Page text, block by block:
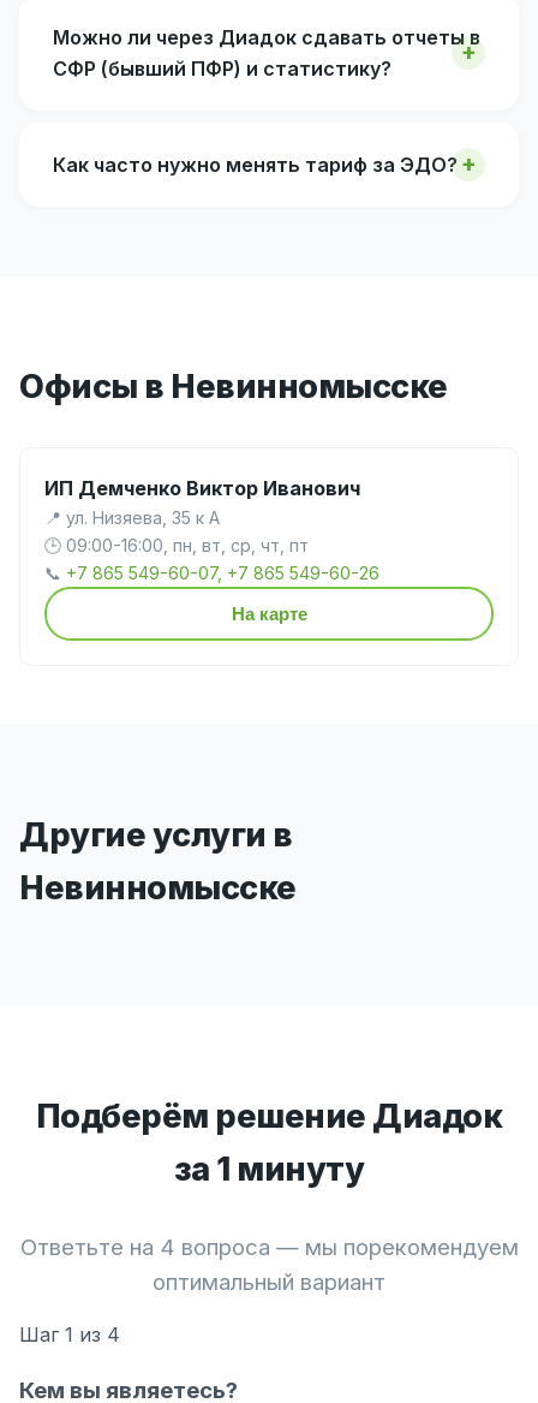
Можно ли через Диадок сдавать отчеты в
СФР (бывший ПФР) и статистику?
Как часто нужно менять тариф за ЭДО?
Офисы в Невинномысске
ИП Демченко Виктор Иванович
📍 ул. Низяева, 35 к А
🕒 09:00-16:00, пн, вт, ср, чт, пт
📞 +7 865 549-60-07, +7 865 549-60-26
На карте
Другие услуги в
Невинномысске
Подберём решение Диадок
за 1 минуту
Ответьте на 4 вопроса — мы порекомендуем
оптимальный вариант
Шаг 1 из 4
Кем вы являетесь?